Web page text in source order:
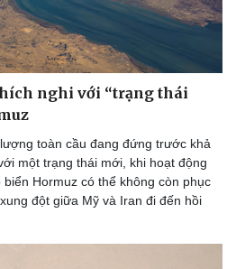
nghi với “trạng thái
toàn cầu đang đứng trước khả
một trạng thái mới, khi hoạt động
Hormuz có thể không còn phục
đột giữa Mỹ và Iran đi đến hồi